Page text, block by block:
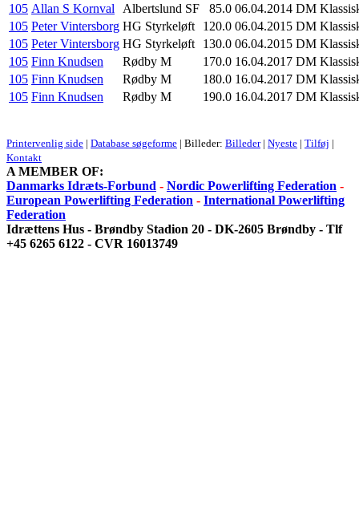
105 Allan S Kornval Albertslund SF 85.0 06.04.2014 DM
105 Peter Vintersborg HG Styrkeløft 120.0 06.04.2015 DM
105 Peter Vintersborg HG Styrkeløft 130.0 06.04.2015 DM
105 Finn Knudsen Rødby M 170.0 16.04.2017 DM
105 Finn Knudsen Rødby M 180.0 16.04.2017 DM
105 Finn Knudsen Rødby M 190.0 16.04.2017 DM
Printervenlig side | Database søgeforme | Billeder: Billeder| Nyeste | Tilføj |
Kontakt
A MEMBER OF:
Danmarks Idræts-Forbund - Nordic Powerlifting Federation -
European Powerlifting Federation - International Powerlifting
Federation
Idrættens Hus - Brøndby Stadion 20 - DK-2605 Brøndby - Tlf
+45 6265 6122 - CVR 16013749